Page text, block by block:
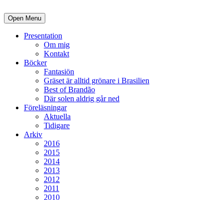
Open Menu
Presentation
Om mig
Kontakt
Böcker
Fantasiön
Gräset är alltid grönare i Brasilien
Best of Brandão
Där solen aldrig går ned
Föreläsningar
Aktuella
Tidigare
Arkiv
2016
2015
2014
2013
2012
2011
2010